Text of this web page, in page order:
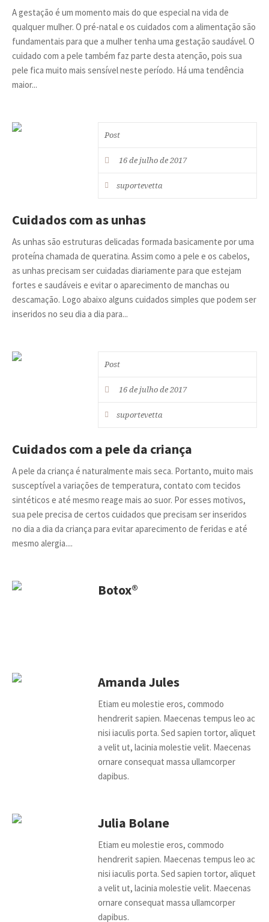
A gestação é um momento mais do que especial na vida de
qualquer mulher. O pré-natal e os cuidados com a alimentação são
fundamentais para que a mulher tenha uma gestação saudável. O
cuidado com a pele também faz parte desta atenção, pois sua
pele fica muito mais sensível neste período. Há uma tendência
maior...
Post
16 de julho de 2017
suportevetta
Cuidados com as unhas
As unhas são estruturas delicadas formada basicamente por uma
proteína chamada de queratina. Assim como a pele e os cabelos,
as unhas precisam ser cuidadas diariamente para que estejam
fortes e saudáveis e evitar o aparecimento de manchas ou
descamação. Logo abaixo alguns cuidados simples que podem ser
inseridos no seu dia a dia para...
Post
16 de julho de 2017
suportevetta
Cuidados com a pele da criança
A pele da criança é naturalmente mais seca. Portanto, muito mais
susceptível a variações de temperatura, contato com tecidos
sintéticos e até mesmo reage mais ao suor. Por esses motivos,
sua pele precisa de certos cuidados que precisam ser inseridos
no dia a dia da criança para evitar aparecimento de feridas e até
mesmo alergia....
Botox®
Amanda Jules
Etiam eu molestie eros, commodo
hendrerit sapien. Maecenas tempus leo ac
nisi iaculis porta. Sed sapien tortor, aliquet
a velit ut, lacinia molestie velit. Maecenas
ornare consequat massa ullamcorper
dapibus.
Julia Bolane
Etiam eu molestie eros, commodo
hendrerit sapien. Maecenas tempus leo ac
nisi iaculis porta. Sed sapien tortor, aliquet
a velit ut, lacinia molestie velit. Maecenas
ornare consequat massa ullamcorper
dapibus.